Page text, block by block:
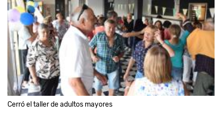
Cerró el taller de adultos mayores